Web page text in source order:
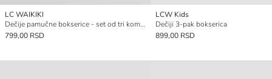
LC WAIKIKI
Dečije pamučne bokserice - set od tri komada
799,00 RSD
LCW Kids
Dečiji 3-pak bokserica
899,00 RSD